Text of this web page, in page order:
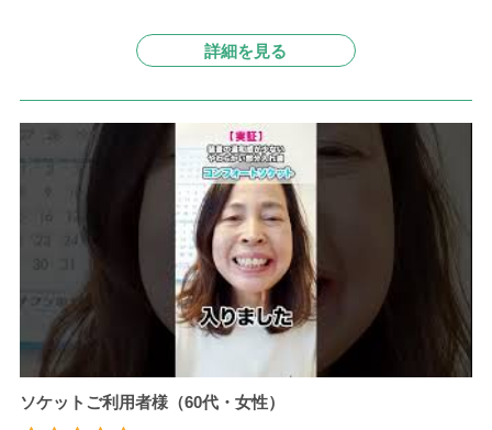
詳細を見る
ソケットご利用者様（60代・女性）